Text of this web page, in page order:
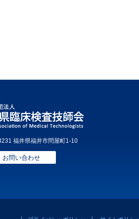
福井県福井市問屋町1-10
お問い合わせ